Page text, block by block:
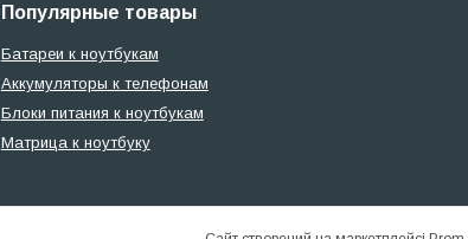
Популярные товары
Батареи к ноутбукам
Аккумуляторы к телефонам
Блоки питания к ноутбукам
Матрица к ноутбуку